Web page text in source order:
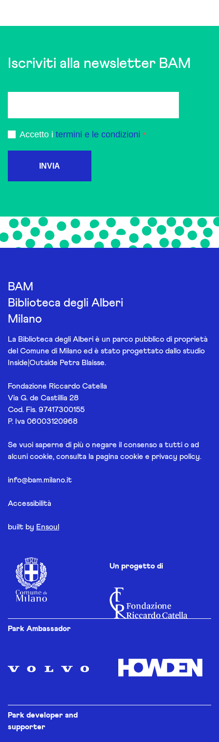
Iscriviti alla newsletter BAM
Accetto i termini e le condizioni
INVIA
BAM
Biblioteca degli Alberi
Milano
La Biblioteca degli Alberi è un parco pubblico di proprietà
del Comune di Milano ed è stato progettato dallo studio
Inside|Outside Petra Blaisse.
Fondazione Riccardo Catella
Via G. de Castillia 28
Cod. Fis. 97417300155
P. Iva 06003120968
Se vuoi saperne di più o negare il consenso a tutti o ad
alcuni cookie, consulta la pagina cookie e privacy policy.
info@bam.milano.it
Accessibilità
built by Ensoul
Un progetto di
Park Ambassador
Park developer and
supporter